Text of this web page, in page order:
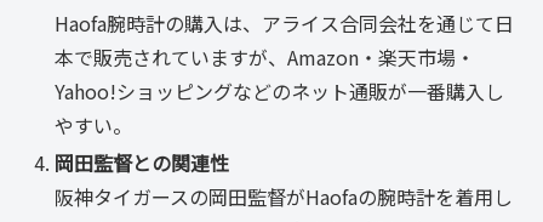
Haofa腕時計の購入は、アライス合同会社を通じて日
本で販売されていますが、Amazon・楽天市場・
Yahoo!ショッピングなどのネット通販が一番購入し
やすい。
岡田監督との関連性
阪神タイガースの岡田監督がHaofaの腕時計を着用し